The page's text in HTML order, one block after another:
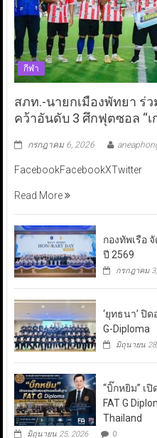
กีฬา
สภท.-นายกเมืองพัทยา ร่
คว้าอันดับ 3 ศึกฟุตซอล “เ
กรกฎาคม 6, 2026
FacebookFacebookXTwitter
Read More
กองทัพเรือ
ปี 2569
กรกฎาคม
‘ยุทธนา’ ปิ
G-Diploma
มิถุนายน
“บิ๊กหยิม” เ
FAT G
Thailand
มิถุนายน 25, 2026 0